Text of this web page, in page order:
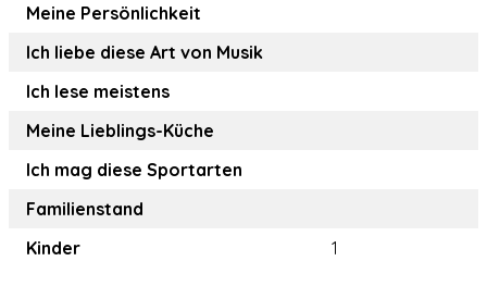
Meine Persönlichkeit
Ich liebe diese Art von Musik
Ich lese meistens
Meine Lieblings-Küche
Ich mag diese Sportarten
Familienstand
Kinder
1